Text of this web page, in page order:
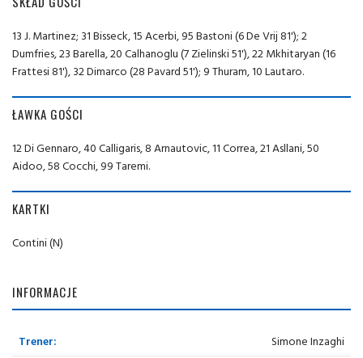
13 J. Martinez; 31 Bisseck, 15 Acerbi, 95 Bastoni (6 De Vrij 81'); 2
Dumfries, 23 Barella, 20 Calhanoglu (7 Zielinski 51'), 22 Mkhitaryan (16
Frattesi 81'), 32 Dimarco (28 Pavard 51'); 9 Thuram, 10 Lautaro.
ŁAWKA GOŚCI
12 Di Gennaro, 40 Calligaris, 8 Arnautovic, 11 Correa, 21 Asllani, 50
Aidoo, 58 Cocchi, 99 Taremi.
KARTKI
Contini (N)
INFORMACJE
Trener:
Simone Inzaghi